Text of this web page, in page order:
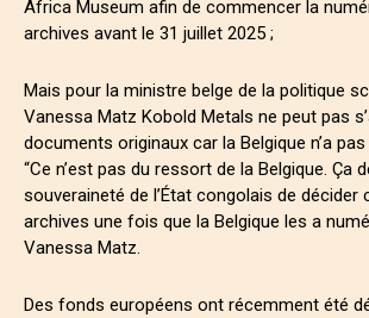
Africa Museum afin de commencer la
archives avant le 31 juillet 2025 ;
Mais pour la ministre belge de la politique
Vanessa Matz Kobold Metals ne peut pas
documents originaux car la Belgique n’a
“Ce n’est pas du ressort de la Belgique. Ça
souveraineté de l’État congolais de décider
archives une fois que la Belgique les a
Vanessa Matz.
Des fonds européens ont récemment été